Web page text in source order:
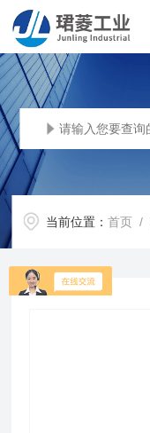
当前位置：首页 /